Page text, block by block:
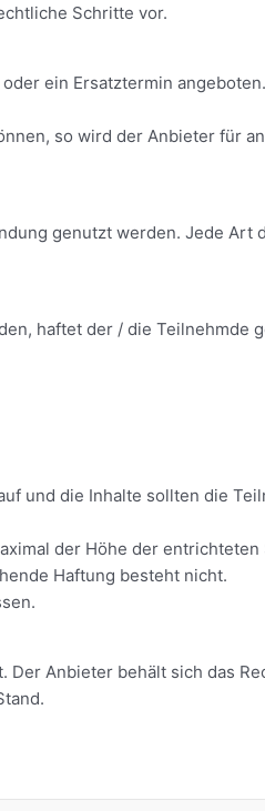
Schritte vor.
ein Ersatztermin
so wird der Anbieter für
genutzt werden. Jede Art
haftet der / die Teilnehmde
und die Inhalte sollten die
der Höhe der
Haftung besteht nicht.
Anbieter behält sich das